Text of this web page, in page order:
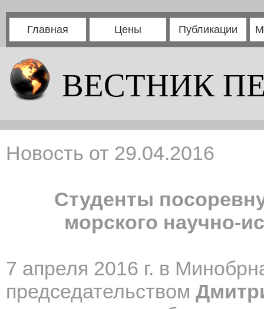
Главная Цены Публикации
ВЕСТНИК
Новость от 29.04.2016
Студенты
морского научно-
7 апреля 2016 г. в
председательством